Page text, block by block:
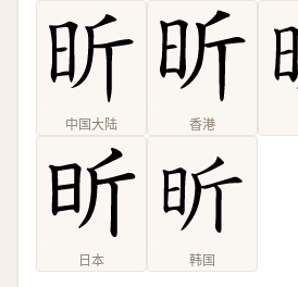
中国大陆 香港
日本 韩国